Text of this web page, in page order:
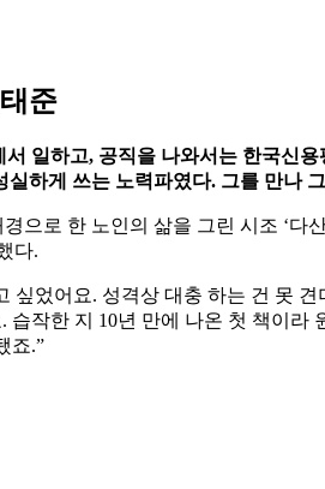
준
일하고, 공직을 나와서는 한국신
하게 쓰는 노력파였다. 그를 만나
으로 한 노인의 삶을 그린 시조 ‘
다.
싶었어요. 성격상 대충 하는 건 못
작한 지 10년 만에 나온 첫 책이
죠.”